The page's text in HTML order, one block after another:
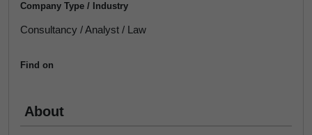
Company Type / Industry
Consultancy / Analyst / Law
Find on
About